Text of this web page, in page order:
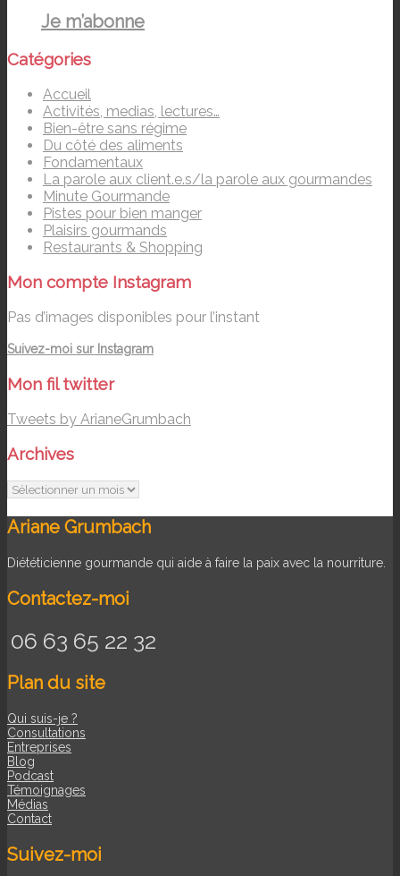
Je m’abonne
Catégories
Accueil
Activités, medias, lectures…
Bien-être sans régime
Du côté des aliments
Fondamentaux
La parole aux client.e.s/la parole aux gourmandes
Minute Gourmande
Pistes pour bien manger
Plaisirs gourmands
Restaurants & Shopping
Mon compte Instagram
Pas d’images disponibles pour l’instant
Suivez-moi sur Instagram
Mon fil twitter
Tweets by ArianeGrumbach
Archives
Archives
Ariane Grumbach
Diététicienne gourmande qui aide à faire la paix avec la nourriture.
Contactez-moi
06 63 65 22 32
Plan du site
Qui suis-je ?
Consultations
Entreprises
Blog
Podcast
Témoignages
Médias
Contact
Suivez-moi